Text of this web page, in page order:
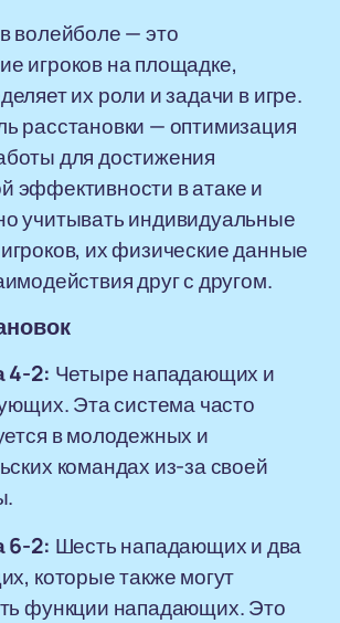
волейболе — это
игроков на площадке,
их роли и задачи в игре.
расстановки — оптимизация
для достижения
эффективности в атаке и
учитывать индивидуальные
их физические данные
друг с другом.
4-2: Четыре нападающих и
Эта система часто
в молодежных и
командах из-за своей
6-2: Шесть нападающих и два
которые также могут
функции нападающих. Это